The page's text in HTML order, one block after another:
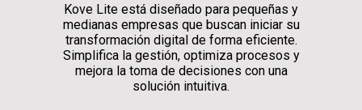
Kove Lite está diseñado para pequeñas y
medianas empresas que buscan iniciar su
transformación digital de forma eficiente.
Simplifica la gestión, optimiza procesos y
mejora la toma de decisiones con una
solución intuitiva.